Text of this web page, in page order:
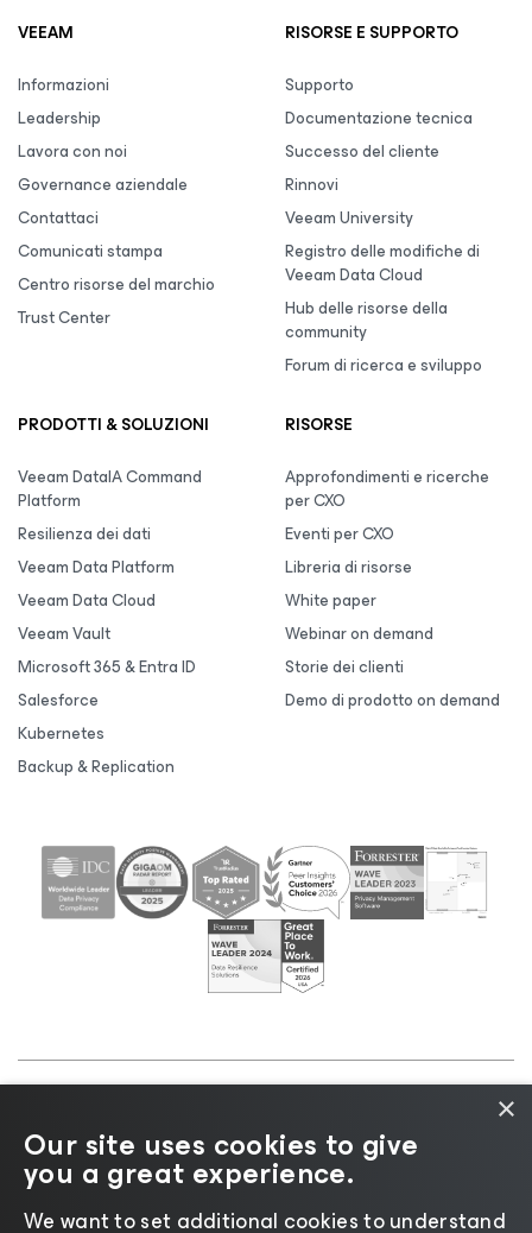
VEEAM
Informazioni
Leadership
Lavora con noi
Governance aziendale
Contattaci
Comunicati stampa
Centro risorse del marchio
Trust Center
RISORSE E SUPPORTO
Supporto
Documentazione tecnica
Successo del cliente
Rinnovi
Veeam University
Registro delle modifiche di
Veeam Data Cloud
Hub delle risorse della
community
Forum di ricerca e sviluppo
PRODOTTI & SOLUZIONI
Veeam DataIA Command
Platform
Resilienza dei dati
Veeam Data Platform
Veeam Data Cloud
Veeam Vault
Microsoft 365 & Entra ID
Salesforce
Kubernetes
Backup & Replication
RISORSE
Approfondimenti e ricerche
per CXO
Eventi per CXO
Libreria di risorse
White paper
Webinar on demand
Storie dei clienti
Demo di prodotto on demand
Informativa sulla privacy
|Informativa sui cookie|Informazioni legali
di licenza|Risorse del fornitore
×
Our site uses cookies to give
you a great experience.
We want to set additional cookies to understand